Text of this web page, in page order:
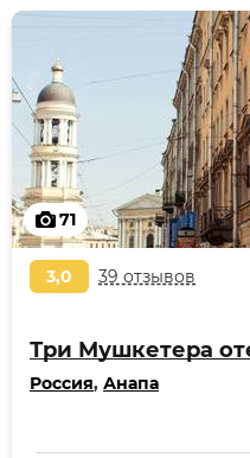
71
3,0 39 отзывов
Три Мушкетера
Россия, Анапа